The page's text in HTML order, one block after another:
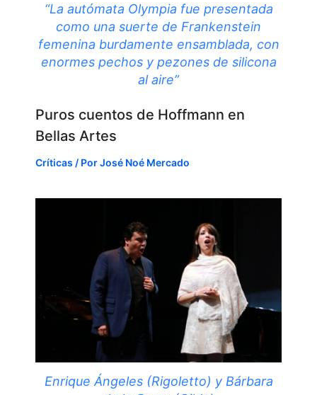
“La autómata Olympia fue presentada
como una suerte de Frankenstein
femenina burdamente ensamblada, con
enormes pechos y pezones de silicona
al aire”
Puros cuentos de Hoffmann en
Bellas Artes
Críticas / PorJosé Noé Mercado
Enrique Ángeles (Rigoletto) y Bárbara